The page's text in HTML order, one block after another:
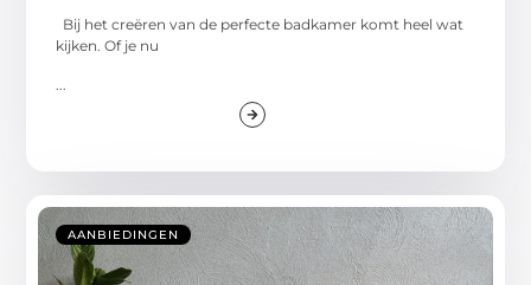
Bij het creëren van de perfecte badkamer komt heel wat
kijken. Of je nu
AANBIEDINGEN